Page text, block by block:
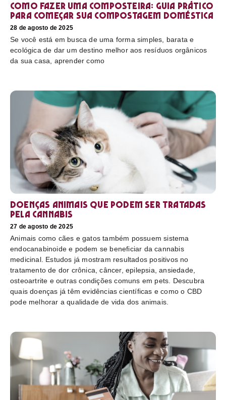
Como fazer uma composteira: Guia prático
para começar sua compostagem doméstica
28 de agosto de 2025
Se você está em busca de uma forma simples, barata e
ecológica de dar um destino melhor aos resíduos orgânicos
da sua casa, aprender como
Doenças animais que podem ser tratadas
pela cannabis
27 de agosto de 2025
Animais como cães e gatos também possuem sistema
endocanabinoide e podem se beneficiar da cannabis
medicinal. Estudos já mostram resultados positivos no
tratamento de dor crônica, câncer, epilepsia, ansiedade,
osteoartrite e outras condições comuns em pets. Descubra
quais doenças já têm evidências científicas e como o CBD
pode melhorar a qualidade de vida dos animais.